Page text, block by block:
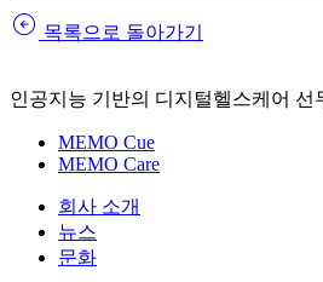
arrow_circle_left 목록으로 돌아가기
인공지능 기반의 디지털헬스케어 선
MEMO Cue
MEMO Care
회사 소개
뉴스
문화